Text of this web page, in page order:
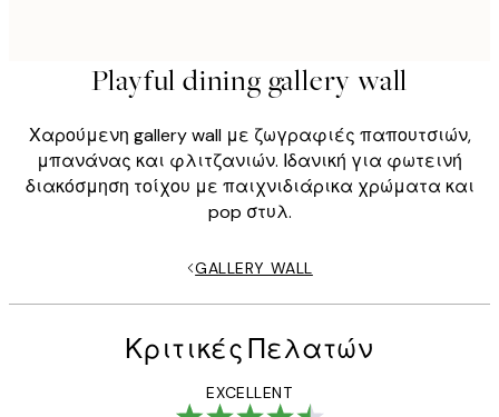
Playful dining gallery wall
Χαρούμενη gallery wall με ζωγραφιές παπουτσιών,
μπανάνας και φλιτζανιών. Ιδανική για φωτεινή
διακόσμηση τοίχου με παιχνιδιάρικα χρώματα και
pop στυλ.
GALLERY WALL
Κριτικές Πελατών
EXCELLENT